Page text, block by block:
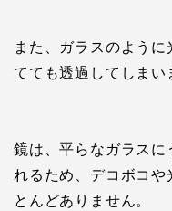
また、ガラスのよう
てても透過してしまい
鏡は、平らなガラスに
れるため、デコボコ
とんどありません。